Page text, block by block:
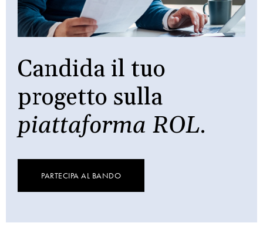
Candida il tuo
progetto sulla
piattaforma ROL.
PARTECIPA AL BANDO